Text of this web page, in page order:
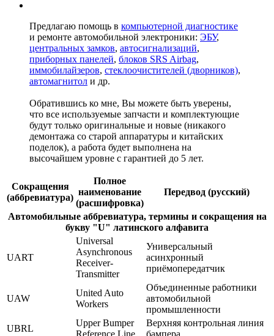
Предлагаю помощь в компьютерной диагностике
и ремонте автомобильной электроники: ЭБУ,
центральных замков, автосигнализаций,
приборных панелей, блоков SRS Airbag,
иммобилайзеров, стеклоочистителей (дворников),
автомагнитол и др.
Обратившись ко мне, Вы можете быть уверены,
что все используемые запчасти и комплектующие
будут только оригинальные и новые (никакого
демонтажа со старой аппаратуры и китайских
поделок), а работа будет выполнена на
высочайшем уровне с гарантией до 5 лет.
Сокращения
(аббревиатура)
Полное
наименование
(расшифровка)
Передвод (русский)
Автомобильные аббревиатура, термины и сокращения на
букву "U" латинского алфавита
UART
Universal
Asynchronous
Receiver-
Transmitter
Универсальный
асинхронный
приёмопередатчик
UAW
United Auto
Workers
Объединенные работники
автомобильной
промышленности
UBRL
Upper Bumper
Reference Line
Верхняя контрольная линия
бампера